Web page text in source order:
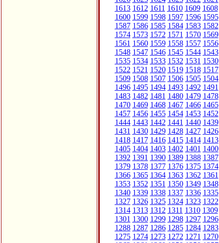
1613 1612 1611 1610 1609 1608
1600 1599 1598 1597 1596 1595
1587 1586 1585 1584 1583 1582
1574 1573 1572 1571 1570 1569
1561 1560 1559 1558 1557 1556
1548 1547 1546 1545 1544 1543
1535 1534 1533 1532 1531 1530
1522 1521 1520 1519 1518 1517
1509 1508 1507 1506 1505 1504
1496 1495 1494 1493 1492 1491
1483 1482 1481 1480 1479 1478
1470 1469 1468 1467 1466 1465
1457 1456 1455 1454 1453 1452
1444 1443 1442 1441 1440 1439
1431 1430 1429 1428 1427 1426
1418 1417 1416 1415 1414 1413
1405 1404 1403 1402 1401 1400
1392 1391 1390 1389 1388 1387
1379 1378 1377 1376 1375 1374
1366 1365 1364 1363 1362 1361
1353 1352 1351 1350 1349 1348
1340 1339 1338 1337 1336 1335
1327 1326 1325 1324 1323 1322
1314 1313 1312 1311 1310 1309
1301 1300 1299 1298 1297 1296
1288 1287 1286 1285 1284 1283
1275 1274 1273 1272 1271 1270